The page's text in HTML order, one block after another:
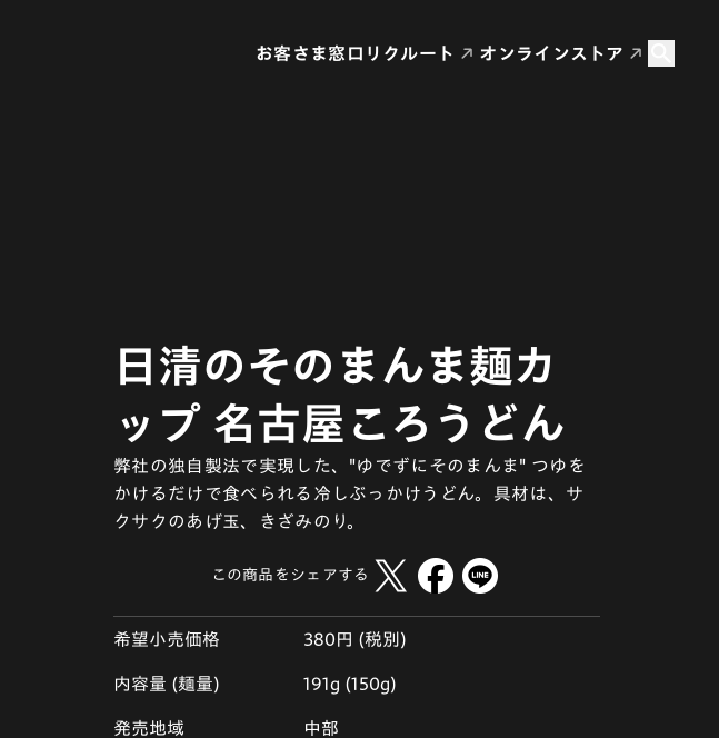
お客さま窓口 リクルート オンラインストア
日清のそのまんま麺カ
ップ 名古屋ころうどん
弊社の独自製法で実現した、"ゆでずにそのまんま" つゆを
かけるだけで食べられる冷しぶっかけうどん。具材は、サ
クサクのあげ玉、きざみのり。
この商品をシェアする
希望小売価格 380円 (税別)
内容量 (麺量) 191g (150g)
発売地域 中部